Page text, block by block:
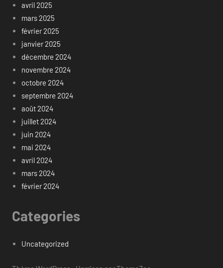
avril 2025
mars 2025
février 2025
janvier 2025
décembre 2024
novembre 2024
octobre 2024
septembre 2024
août 2024
juillet 2024
juin 2024
mai 2024
avril 2024
mars 2024
février 2024
Categories
Uncategorized